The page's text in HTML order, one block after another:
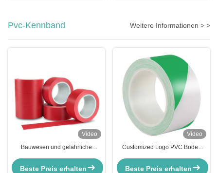
Pvc-Kennband Weitere Informationen > >
Video
Bauwesen und gefährliche
Gebrauchsband zur
Beste Preis erhalten
Video
Customized Logo PVC Boden
Roll für Warnschilder
Beste Preis erhalten